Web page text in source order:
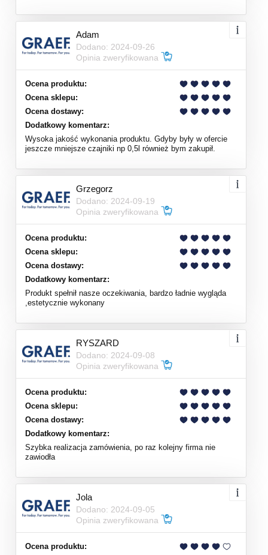
Adam
Dodano: 2024-09-26
Opinia zweryfikowana
Ocena produktu:
Ocena sklepu:
Ocena dostawy:
Dodatkowy komentarz:
Wysoka jakość wykonania produktu. Gdyby były w ofercie
jeszcze mniejsze czajniki np 0,5l również bym zakupił.
Grzegorz
Dodano: 2024-09-19
Opinia zweryfikowana
Ocena produktu:
Ocena sklepu:
Ocena dostawy:
Dodatkowy komentarz:
Produkt spełnił nasze oczekiwania, bardzo ładnie wygląda
,estetycznie wykonany
RYSZARD
Dodano: 2024-09-08
Opinia zweryfikowana
Ocena produktu:
Ocena sklepu:
Ocena dostawy:
Dodatkowy komentarz:
Szybka realizacja zamówienia, po raz kolejny firma nie
zawiodła
Jola
Dodano: 2024-09-05
Opinia zweryfikowana
Ocena produktu: